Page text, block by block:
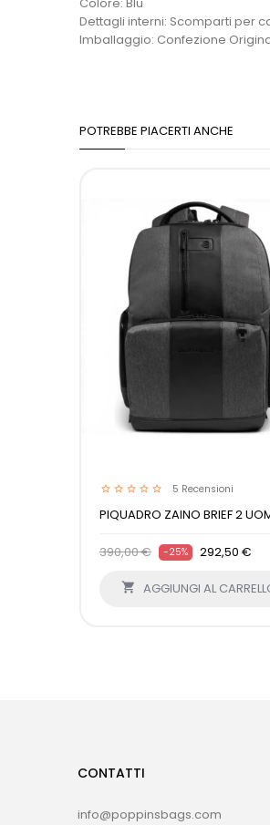
Dettagli interni: Scomparti per
Imballaggio: Confezione
POTREBBE PIACERTI ANCHE
5 Recensioni
PIQUADRO ZAINO BRIEF 2
390,00 € -25% 292,50 €
 AGGIUNGI AL
CONTATTI
info@poppinsbags.com